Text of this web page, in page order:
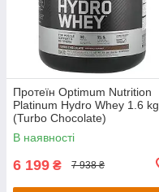
Протеїн Optimum Nutrition
Platinum Hydro Whey 1.6 kg
(Turbo Chocolate)
В наявності
6 199 ₴ 7 938 ₴